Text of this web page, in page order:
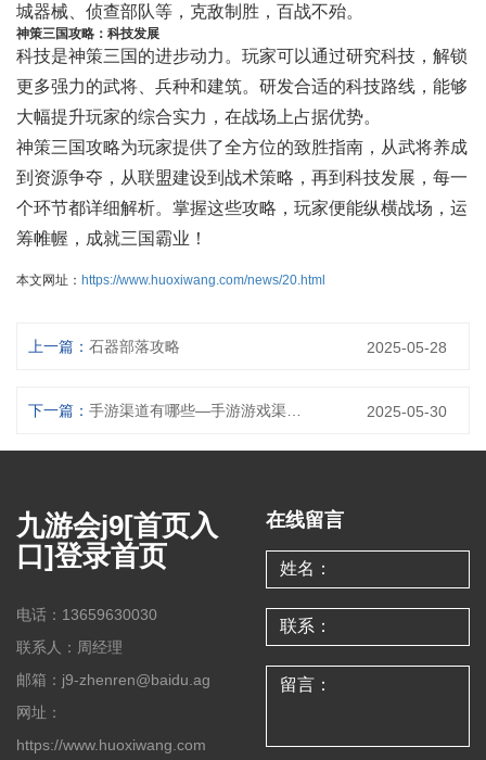
城器械、侦查部队等，克敌制胜，百战不殆。
神策三国攻略：科技发展
科技是神策三国的进步动力。玩家可以通过研究科技，解锁
更多强力的武将、兵种和建筑。研发合适的科技路线，能够
大幅提升玩家的综合实力，在战场上占据优势。
神策三国攻略为玩家提供了全方位的致胜指南，从武将养成
到资源争夺，从联盟建设到战术策略，再到科技发展，每一
个环节都详细解析。掌握这些攻略，玩家便能纵横战场，运
筹帷幄，成就三国霸业！
本文网址： https://www.huoxiwang.com/news/20.html
上一篇： 石器部落攻略 2025-05-28
下一篇： 2025-05-30
九游会j9[首页入
口]登录首页
电话：13659630030
联系人：周经理
邮箱：j9-zhenren@baidu.ag
网址：
https://www.huoxiwang.com
在线留言